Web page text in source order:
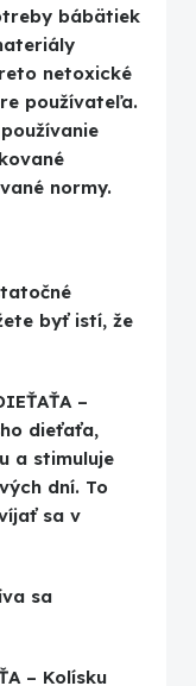
bábätiek
netoxické
používateľa.
normy.
byť istí, že
–
dieťaťa,
a stimuluje
dní. To
sa v
sa
– Kolísku